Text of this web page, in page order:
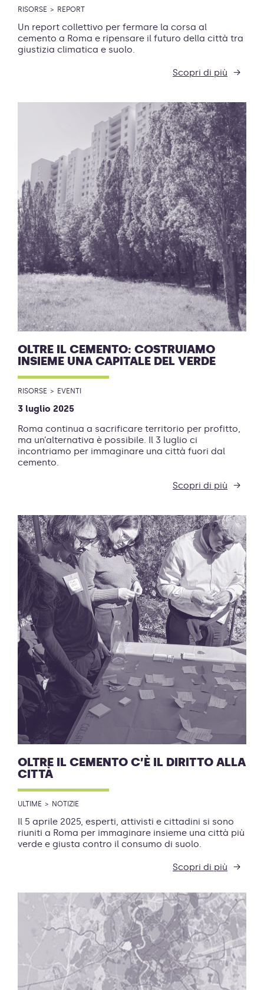
RISORSE REPORT
Un report collettivo per fermare la corsa al
cemento a Roma e ripensare il futuro della città tra
giustizia climatica e suolo.
Scopri di più
OLTRE IL CEMENTO: COSTRUIAMO
INSIEME UNA CAPITALE DEL VERDE
RISORSE EVENTI
3 luglio 2025
Roma continua a sacrificare territorio per profitto,
ma un’alternativa è possibile. Il 3 luglio ci
incontriamo per immaginare una città fuori dal
cemento.
Scopri di più
OLTRE IL CEMENTO C’È IL DIRITTO ALLA
CITTÀ
ULTIME NOTIZIE
Il 5 aprile 2025, esperti, attivisti e cittadini si sono
riuniti a Roma per immaginare insieme una città più
verde e giusta contro il consumo di suolo.
Scopri di più